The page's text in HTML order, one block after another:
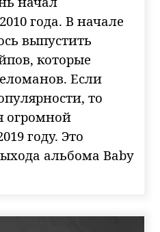
года. В начале
выпустить
которые
Если
то
огромной
году. Это
альбома Baby